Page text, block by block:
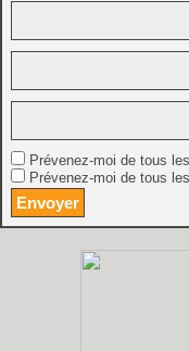
Prévenez-moi de tous
Prévenez-moi de tous